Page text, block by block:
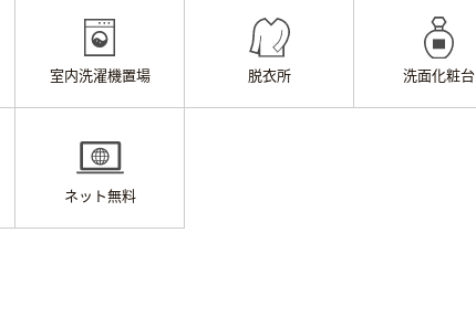
室内洗濯機置場 脱衣所 洗面化粧台
ネット無料